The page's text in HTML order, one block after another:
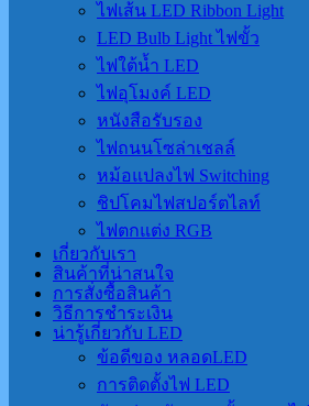
ไฟเส้น LED Ribbon Light
LED Bulb Light ไฟขั้ว
ไฟใต้น้ำ LED
ไฟอุโมงค์ LED
หนังสือรับรอง
ไฟถนนโซล่าเชลล์
หม้อแปลงไฟ Switching
ชิปโคมไฟสปอร์ตไลท์
ไฟตกแต่ง RGB
เกี่ยวกับเรา
สินค้าที่น่าสนใจ
การสั่งซื้อสินค้า
วิธีการชำระเงิน
น่ารู้เกี่ยวกับ LED
ข้อดีของ หลอดLED
การติดตั้งไฟ LED